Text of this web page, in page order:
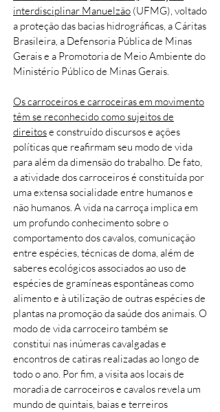
interdisciplinar Manuelzão (UFMG), voltado
a proteção das bacias hidrográficas, a Cáritas
Brasileira, a Defensoria Pública de Minas
Gerais e a Promotoria de Meio Ambiente do
Ministério Público de Minas Gerais.
Os carroceiros e carroceiras em movimento
têm se reconhecido como sujeitos de
direitose construído discursos e ações
políticas que reafirmam seu modo de vida
para além da dimensão do trabalho. De fato,
a atividade dos carroceiros é constituída por
uma extensa socialidade entre humanos e
não humanos. A vida na carroça implica em
um profundo conhecimento sobre o
comportamento dos cavalos, comunicação
entre espécies, técnicas de doma, além de
saberes ecológicos associados ao uso de
espécies de gramíneas espontâneas como
alimento e à utilização de outras espécies de
plantas na promoção da saúde dos animais. O
modo de vida carroceiro também se
constitui nas inúmeras cavalgadas e
encontros de catiras realizadas ao longo de
todo o ano. Por fim, a visita aos locais de
moradia de carroceiros e cavalos revela um
mundo de quintais, baias e terreiros